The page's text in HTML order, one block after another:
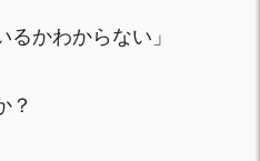
るかわからない」
？